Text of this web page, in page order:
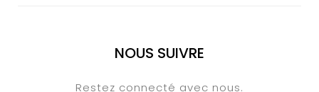
NOUS SUIVRE
Restez connecté avec nous.